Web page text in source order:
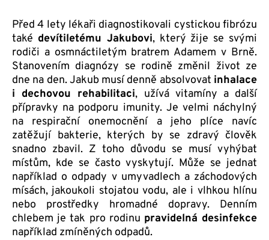
Před 4 lety lékaři diagnostikovali cystickou fibrózu
také devítiletému Jakubovi, který žije se svými
rodiči a osmnáctiletým bratrem Adamem v Brně.
Stanovením diagnózy se rodině změnil život ze
dne na den. Jakub musí denně absolvovat inhalace
i dechovou rehabilitaci, užívá vitamíny a další
přípravky na podporu imunity. Je velmi náchylný
na respirační onemocnění a jeho plíce navíc
zatěžují bakterie, kterých by se zdravý člověk
snadno zbavil. Z toho důvodu se musí vyhýbat
místům, kde se často vyskytují. Může se jednat
například o odpady v umyvadlech a záchodových
mísách, jakoukoli stojatou vodu, ale i vlhkou hlínu
nebo prostředky hromadné dopravy. Denním
chlebem je tak pro rodinu pravidelná desinfekce
například zmíněných odpadů.